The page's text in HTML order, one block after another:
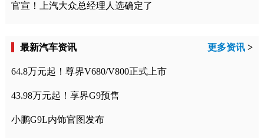
官宣！上汽大众总经理人选确定了
最新汽车资讯 更多资讯 >
64.8万元起！尊界V680/V800正式上市
43.98万元起！享界G9预售
小鹏G9L内饰官图发布